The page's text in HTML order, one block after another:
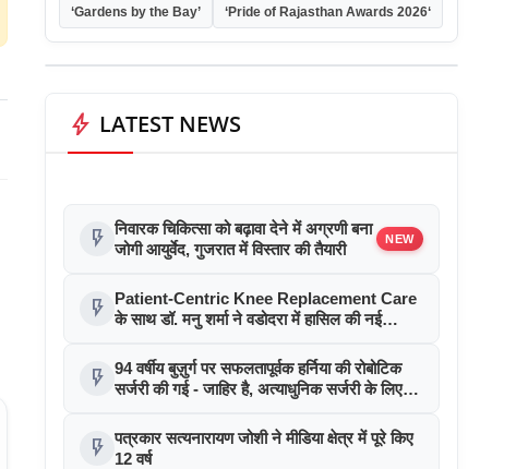
‘Gardens by the Bay’ ‘Pride of Rajasthan Awards 2026‘
bolt LATEST NEWS
flash_on निवारक चिकित्सा को बढ़ावा देने में अग्रणी बना
जोगी आयुर्वेद, गुजरात में विस्तार की तैयारी
NEW
flash_on
Patient-Centric Knee Replacement Care
के साथ डॉ. मनु शर्मा ने वडोदरा में हासिल की नई
flash_on 94 वर्षीय बुज़ुर्ग पर सफलतापूर्वक हर्निया की रोबोटिक
सर्जरी की गई - जाहिर है, अत्याधुनिक सर्जरी के लिए
flash_on पत्रकार सत्यनारायण जोशी ने मीडिया क्षेत्र में पूरे किए
12 वर्ष